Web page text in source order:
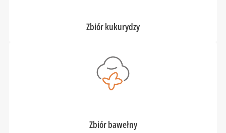
Zbiór kukurydzy
Zbiór bawełny